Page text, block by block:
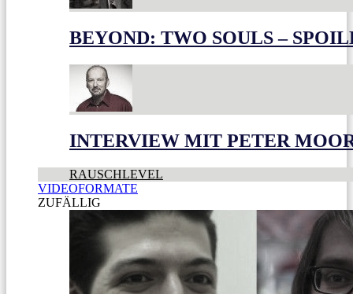
BEYOND: TWO SOULS –
INTERVIEW MIT PETER
RAUSCHLEVEL
VIDEOFORMATE
ZUFÄLLIG